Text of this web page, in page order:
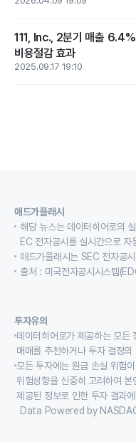
111, Inc., 2분기 매출
비용절감 효과
2025.09.17 19:10
애드가플래시
해당 뉴스는 데이터히어로의
EC 전자공시를 실시간으로 자
애드가플래시는 SEC 전자공
출처 : 미국전자공시시스템
투자유의
데이터히어로가 제공하는 모든
매매를 추천하거나 투자 결정
모든 투자에는 원금 손실 위험
위험성향을 신중히 고려하여
제공된 정보로 인한 투자 결과
Data Powered by